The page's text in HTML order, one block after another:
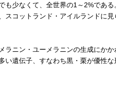
も少なくて、全世界の1～2%であ
スコットランド・アイルランドに
ラニン・ユーメラニンの生成にか
い遺伝子、すなわち黒・栗が優性